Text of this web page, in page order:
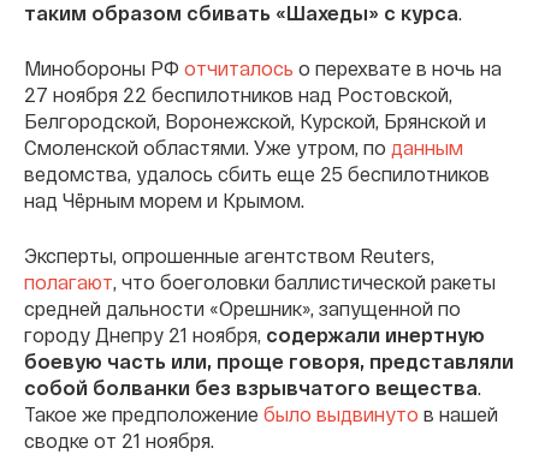
таким образом сбивать «Шахеды» с курса.
Минобороны РФ отчиталось о перехвате в ночь на
27 ноября 22 беспилотников над Ростовской,
Белгородской, Воронежской, Курской, Брянской и
Смоленской областями. Уже утром, по данным
ведомства, удалось сбить еще 25 беспилотников
над Чёрным морем и Крымом.
Эксперты, опрошенные агентством Reuters,
полагают, что боеголовки баллистической ракеты
средней дальности «Орешник», запущенной по
городу Днепру 21 ноября, содержали инертную
боевую часть или, проще говоря, представляли
собой болванки без взрывчатого вещества.
Такое же предположение было выдвинуто в нашей
сводке от 21 ноября.